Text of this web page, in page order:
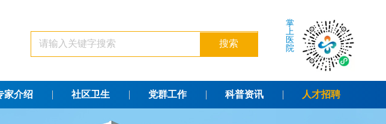
掌
上
医
院
家介绍 社区卫生 党群工作 科普资讯 人才招聘